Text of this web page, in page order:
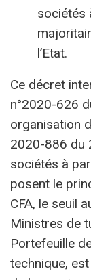
sociétés
l’Etat.
Ce décret
n°2020-626
organisation
2020-886 du
sociétés à
posent le
CFA, le seuil
Ministres de
Portefeuille
technique,